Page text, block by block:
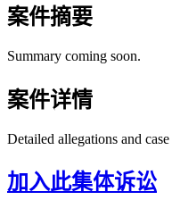
案件摘要
Summary coming soon.
案件详情
Detailed allegations and
加入此集体诉讼